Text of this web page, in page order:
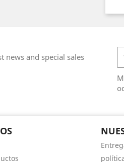
news and special sales